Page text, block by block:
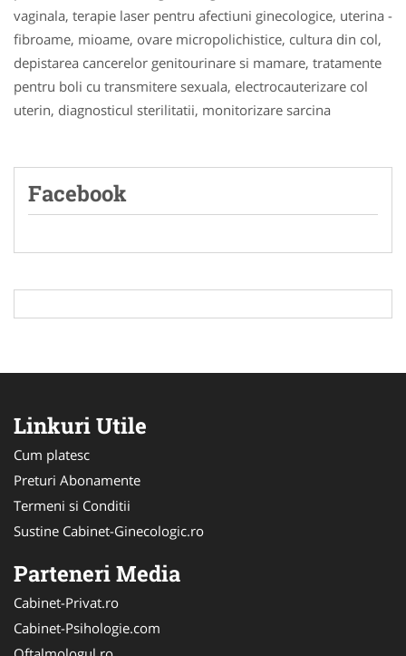
vaginala, terapie laser pentru afectiuni ginecologice, uterina -
fibroame, mioame, ovare micropolichistice, cultura din col,
depistarea cancerelor genitourinare si mamare, tratamente
pentru boli cu transmitere sexuala, electrocauterizare col
uterin, diagnosticul sterilitatii, monitorizare sarcina
Facebook
Linkuri Utile
Cum platesc
Preturi Abonamente
Termeni si Conditii
Sustine Cabinet-Ginecologic.ro
Parteneri Media
Cabinet-Privat.ro
Cabinet-Psihologie.com